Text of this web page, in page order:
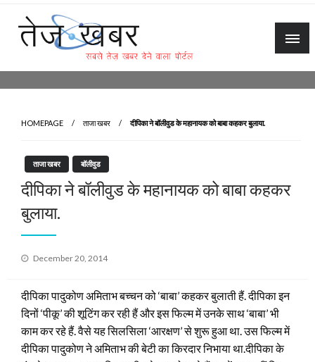
Skip
content
HOMEPAGE ताजा खबर दीपिका ने बॉलीवुड के महानायक को बाबा कहकर बुलाया.
ताजा खबर बॉलीवुड
दीपिका ने बॉलीवुड के महानायक को बाबा कहकर
बुलाया.
Posted
December 20, 2014
दीपिका पादुकोण अमिताभ बच्चन को ‘बाबा’ कहकर बुलाती हैं. दीपिका इन
दिनों ‘पीकू’ की शूटिंग कर रही हैं और इस फिल्म में उनके साथ ‘बाबा’ भी
काम कर रहे हैं. वैसे यह सिलसिला ‘आरक्षण’ से शुरू हुआ था. उस फिल्म में
दीपिका पादुकोण ने अमिताभ की बेटी का किरदार निभाया था.दीपिका के